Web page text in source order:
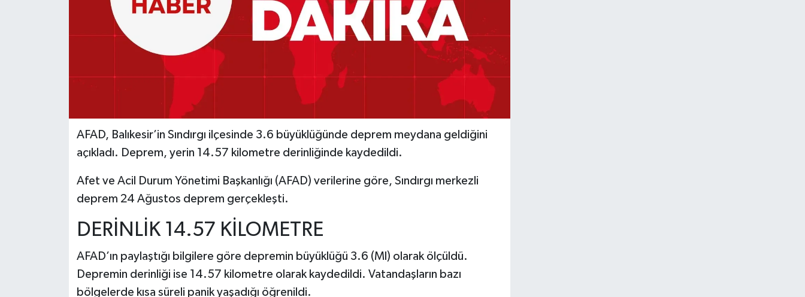
AFAD, Balıkesir’in Sındırgı ilçesinde 3.6 büyüklüğünde deprem meydana geldiğini
açıkladı. Deprem, yerin 14.57 kilometre derinliğinde kaydedildi.
Afet ve Acil Durum Yönetimi Başkanlığı (AFAD) verilerine göre, Sındırgı merkezli
deprem 24 Ağustos deprem gerçekleşti.
DERİNLİK 14.57 KİLOMETRE
AFAD’ın paylaştığı bilgilere göre depremin büyüklüğü 3.6 (Ml) olarak ölçüldü.
Depremin derinliği ise 14.57 kilometre olarak kaydedildi. Vatandaşların bazı
bölgelerde kısa süreli panik yaşadığı öğrenildi.